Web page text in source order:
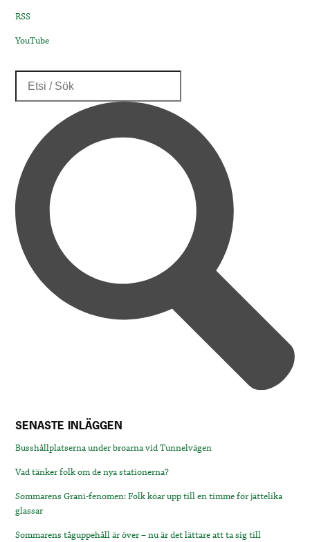
RSS
YouTube
SENASTE INLÄGGEN
Busshållplatserna under broarna vid Tunnelvägen
Vad tänker folk om de nya stationerna?
Sommarens Grani-fenomen: Folk köar upp till en timme för jättelika
glassar
Sommarens tåguppehåll är över – nu är det lättare att ta sig till